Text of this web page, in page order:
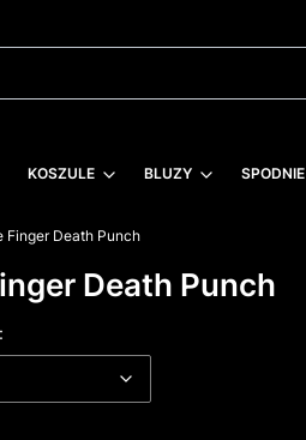
KOSZULE BLUZY SPODNIE
Finger Death Punch
Death Punch